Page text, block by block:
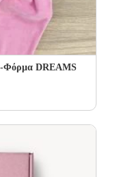
Φόρμα DREAMS